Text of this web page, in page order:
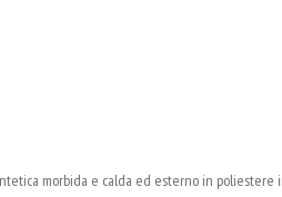
morbida e calda ed esterno in poliestere